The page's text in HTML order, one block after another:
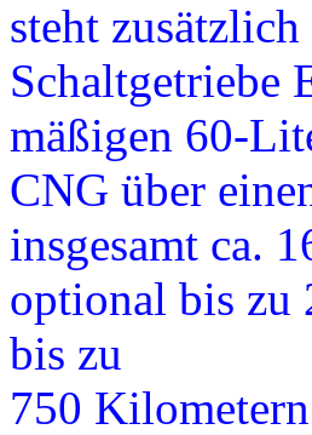
steht
Schaltgetriebe
mäßigen 60-
CNG über
insgesamt ca.
optional bis zu
bis zu
750